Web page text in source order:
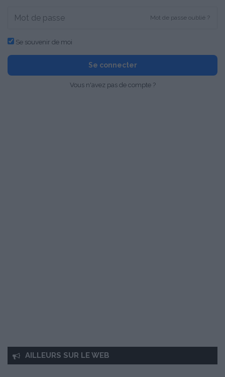
Mot de passe oublié ?
Se souvenir de moi
Se connecter
Vous n'avez pas de compte ?
AILLEURS SUR LE WEB